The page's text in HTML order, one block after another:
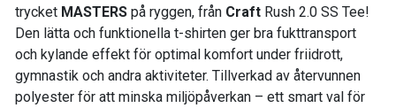
trycket MASTERS på ryggen, från Craft Rush 2.0 SS Tee!
Den lätta och funktionella t-shirten ger bra fukttransport
och kylande effekt för optimal komfort under friidrott,
gymnastik och andra aktiviteter. Tillverkad av återvunnen
polyester för att minska miljöpåverkan – ett smart val för